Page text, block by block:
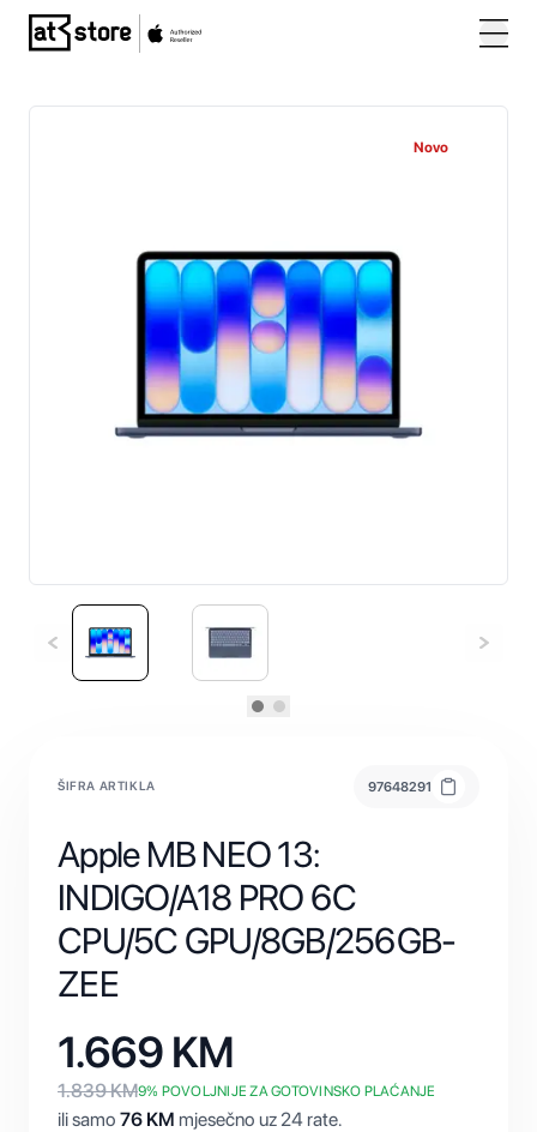
Posjetite početnu stranicu AT Store
Novo
ŠIFRA ARTIKLA 97648291
Apple MB NEO 13:
INDIGO/A18 PRO 6C
CPU/5C GPU/8GB/256GB-
ZEE
1.669 KM
1.839KM9% POVOLJNIJE ZA GOTOVINSKO PLAĆANJE
ili samo 76 KM mjesečno uz 24 rate.